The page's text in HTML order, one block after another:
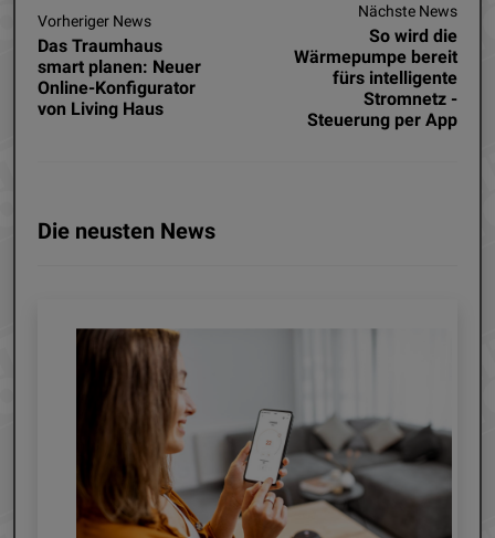
Vorheriger News
Das Traumhaus
smart planen: Neuer
Online-Konfigurator
von Living Haus
Nächste News
So wird die
Wärmepumpe bereit
fürs intelligente
Stromnetz -
Steuerung per App
Die neusten News